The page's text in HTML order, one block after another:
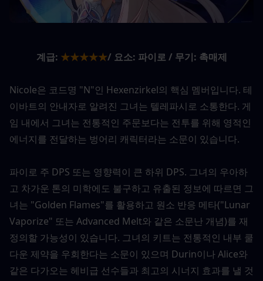
계급: ★★★★★/ 요소: 파이로 / 무기: 촉매제
Nicole은 코드명 "N"인 Hexenzirkel의 핵심 멤버입니다. 테
이바트의 안내자로 알려진 그녀는 텔레파시로 소통한다. 게
임 내에서 그녀는 전통적인 주문보다는 전투를 위해 영적인
에너지를 전달하는 벙어리 캐릭터라는 소문이 있습니다.
파이로 주 DPS 또는 영향력이 큰 하위 DPS. 그녀의 우아하
고 차가운 톤의 미학에도 불구하고 유출된 정보에 따르면 그
녀는 "Golden Flames"를 활용하고 원소 반응 메타("Lunar
Vaporize" 또는 Advanced Melt와 같은 소문난 개념)를 재
정의할 가능성이 있습니다. 그녀의 키트는 전통적인 내부 쿨
다운 제약을 우회한다는 소문이 있으며 Durin이나 Alice와
같은 다가오는 헤비급 선수들과 최고의 시너지 효과를 낼 것